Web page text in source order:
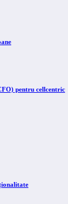
pentru cellcentric